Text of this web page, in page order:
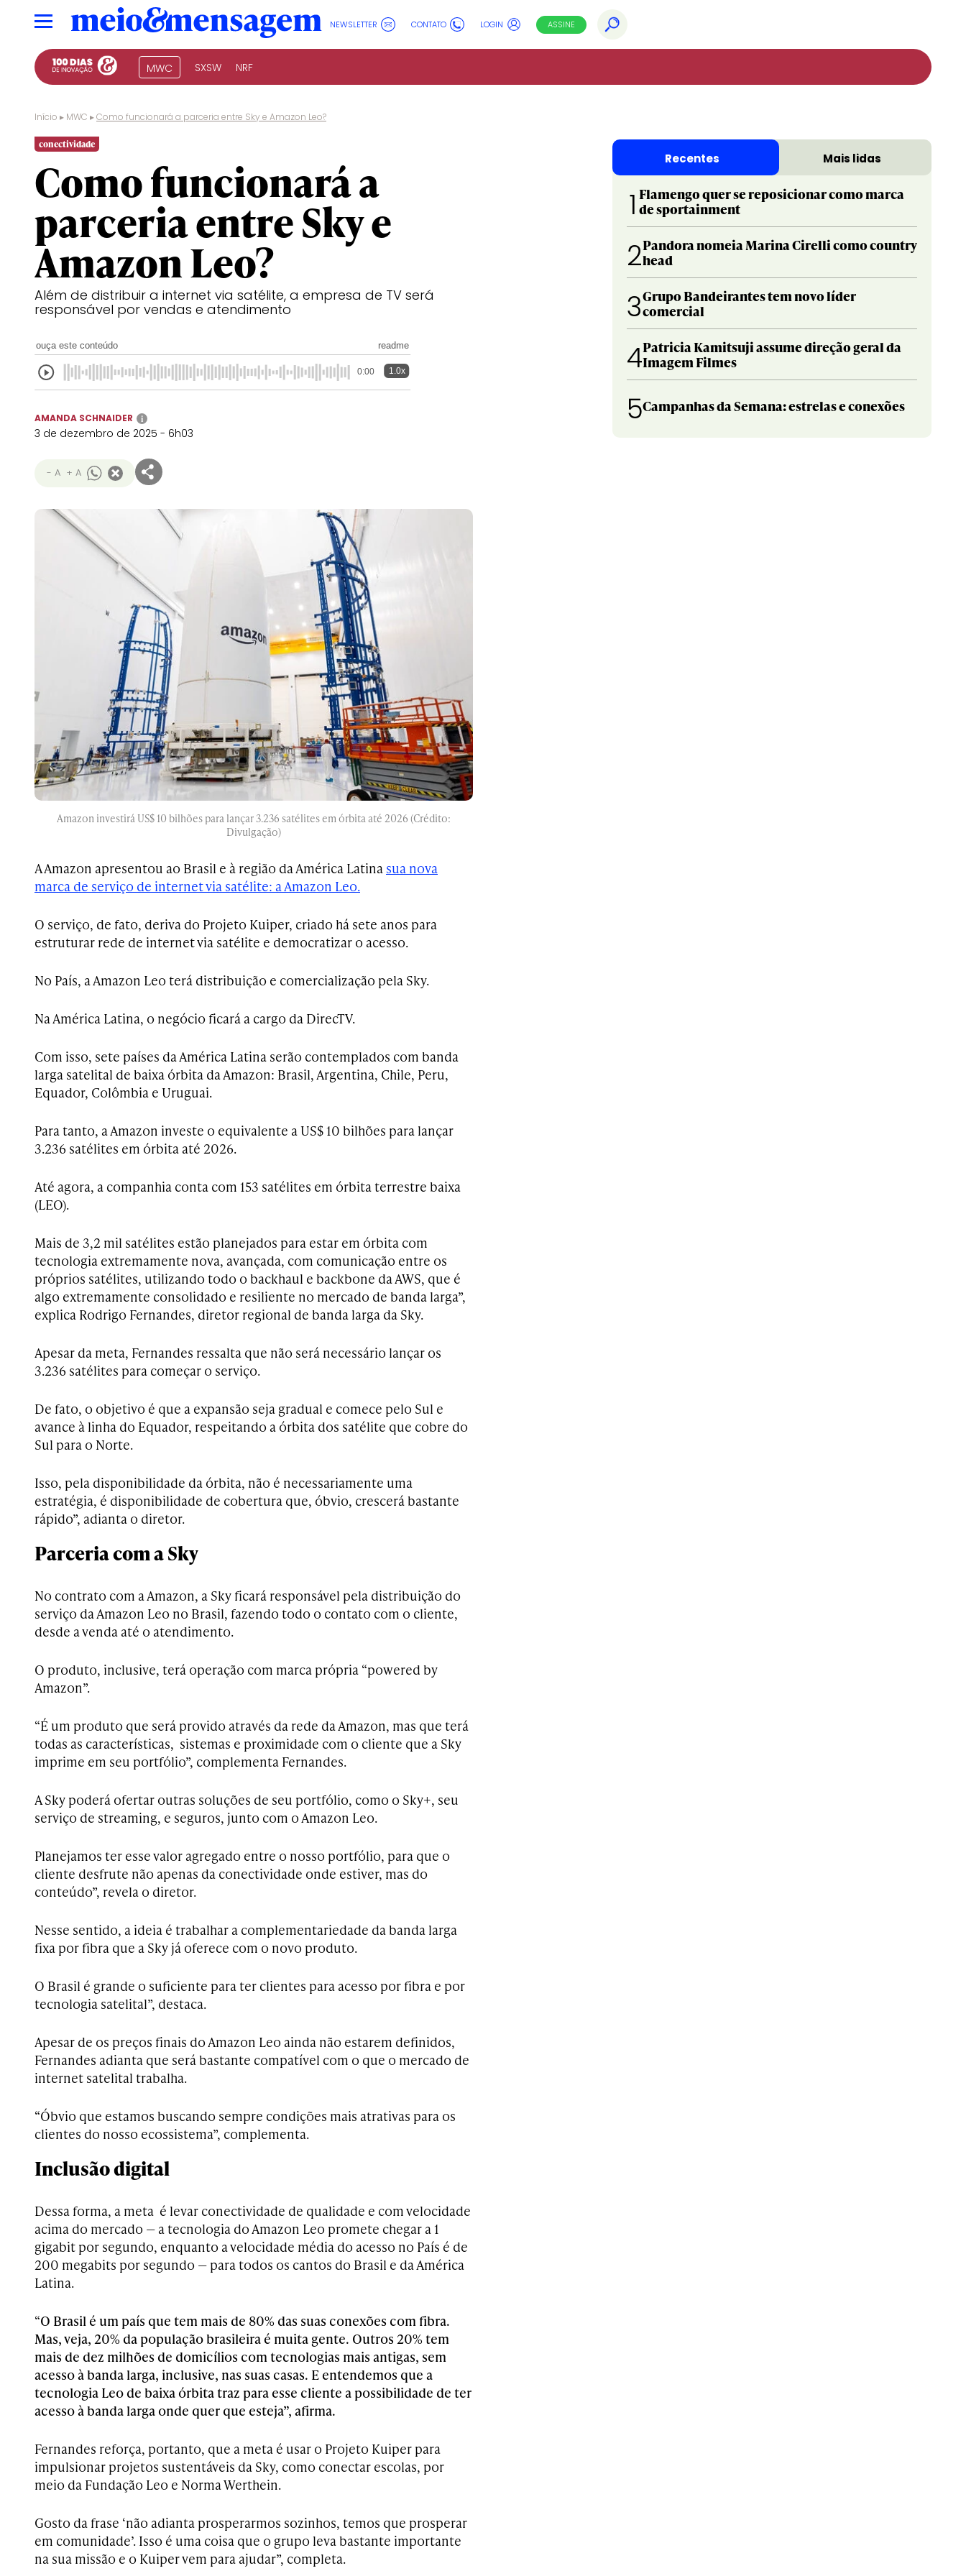
NEWSLETTER CONTATO LOGIN ASSINE
MWC SXSW NRF
Início ▸ MWC ▸Como funcionará a parceria entre Sky e Amazon Leo?
conectividade
Como funcionará a
parceria entre Sky e
Amazon Leo?
Além de distribuir a internet via satélite, a empresa de TV será
responsável por vendas e atendimento
ouça este conteúdo readme
0:00 1.0x
AMANDA SCHNAIDER i
3 de dezembro de 2025 - 6h03
- A + A
Amazon investirá US$ 10 bilhões para lançar 3.236 satélites em órbita até 2026 (Crédito:
Divulgação)
A Amazon apresentou ao Brasil e à região da América Latina sua nova
marca de serviço de internet via satélite: a Amazon Leo.
O serviço, de fato, deriva do Projeto Kuiper, criado há sete anos para
estruturar rede de internet via satélite e democratizar o acesso.
No País, a Amazon Leo terá distribuição e comercialização pela Sky.
Na América Latina, o negócio ficará a cargo da DirecTV.
Com isso, sete países da América Latina serão contemplados com banda
larga satelital de baixa órbita da Amazon: Brasil, Argentina, Chile, Peru,
Equador, Colômbia e Uruguai.
Para tanto, a Amazon investe o equivalente a US$ 10 bilhões para lançar
3.236 satélites em órbita até 2026.
Até agora, a companhia conta com 153 satélites em órbita terrestre baixa
(LEO).
Mais de 3,2 mil satélites estão planejados para estar em órbita com
tecnologia extremamente nova, avançada, com comunicação entre os
próprios satélites, utilizando todo o backhaul e backbone da AWS, que é
algo extremamente consolidado e resiliente no mercado de banda larga”,
explica Rodrigo Fernandes, diretor regional de banda larga da Sky.
Apesar da meta, Fernandes ressalta que não será necessário lançar os
3.236 satélites para começar o serviço.
De fato, o objetivo é que a expansão seja gradual e comece pelo Sul e
avance à linha do Equador, respeitando a órbita dos satélite que cobre do
Sul para o Norte.
Isso, pela disponibilidade da órbita, não é necessariamente uma
estratégia, é disponibilidade de cobertura que, óbvio, crescerá bastante
rápido”, adianta o diretor.
Parceria com a Sky
No contrato com a Amazon, a Sky ficará responsável pela distribuição do
serviço da Amazon Leo no Brasil, fazendo todo o contato com o cliente,
desde a venda até o atendimento.
O produto, inclusive, terá operação com marca própria “powered by
Amazon”.
“É um produto que será provido através da rede da Amazon, mas que terá
todas as características, sistemas e proximidade com o cliente que a Sky
imprime em seu portfólio”, complementa Fernandes.
A Sky poderá ofertar outras soluções de seu portfólio, como o Sky+, seu
serviço de streaming, e seguros, junto com o Amazon Leo.
Planejamos ter esse valor agregado entre o nosso portfólio, para que o
cliente desfrute não apenas da conectividade onde estiver, mas do
conteúdo”, revela o diretor.
Nesse sentido, a ideia é trabalhar a complementariedade da banda larga
fixa por fibra que a Sky já oferece com o novo produto.
O Brasil é grande o suficiente para ter clientes para acesso por fibra e por
tecnologia satelital”, destaca.
Apesar de os preços finais do Amazon Leo ainda não estarem definidos,
Fernandes adianta que será bastante compatível com o que o mercado de
internet satelital trabalha.
“Óbvio que estamos buscando sempre condições mais atrativas para os
clientes do nosso ecossistema”, complementa.
Inclusão digital
Dessa forma, a meta é levar conectividade de qualidade e com velocidade
acima do mercado — a tecnologia do Amazon Leo promete chegar a 1
gigabit por segundo, enquanto a velocidade média do acesso no País é de
200 megabits por segundo — para todos os cantos do Brasil e da América
Latina.
“O Brasil é um país que tem mais de 80% das suas conexões com fibra.
Mas, veja, 20% da população brasileira é muita gente. Outros 20% tem
mais de dez milhões de domicílios com tecnologias mais antigas, sem
acesso à banda larga, inclusive, nas suas casas. E entendemos que a
tecnologia Leo de baixa órbita traz para esse cliente a possibilidade de ter
acesso à banda larga onde quer que esteja”, afirma.
Fernandes reforça, portanto, que a meta é usar o Projeto Kuiper para
impulsionar projetos sustentáveis da Sky, como conectar escolas, por
meio da Fundação Leo e Norma Werthein.
Gosto da frase ‘não adianta prosperarmos sozinhos, temos que prosperar
em comunidade’. Isso é uma coisa que o grupo leva bastante importante
na sua missão e o Kuiper vem para ajudar”, completa.
Recentes Mais lidas
1 Flamengo quer se reposicionar como marca
de sportainment
2Pandora nomeia Marina Cirelli como country
head
3Grupo Bandeirantes tem novo líder
comercial
4Patricia Kamitsuji assume direção geral da
Imagem Filmes
5Campanhas da Semana: estrelas e conexões